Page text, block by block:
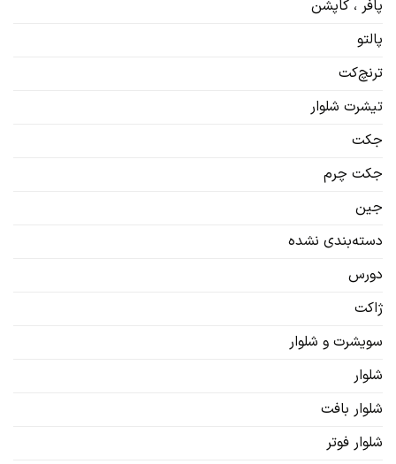
پافر ، کاپشن
پالتو
ترنچ‌کت
تیشرت شلوار
جکت
جکت چرم
جین
دسته‌بندی نشده
دورس
ژاکت
سویشرت‌ و شلوار
شلوار
شلوار بافت
شلوار فوتر